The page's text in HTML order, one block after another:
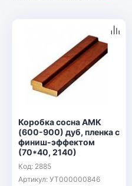
Коробка сосна АМК
(600-900) дуб, пленка с
финиш-эффектом
(70*40, 2140)
Код: 2885
Артикул: УТ000000846